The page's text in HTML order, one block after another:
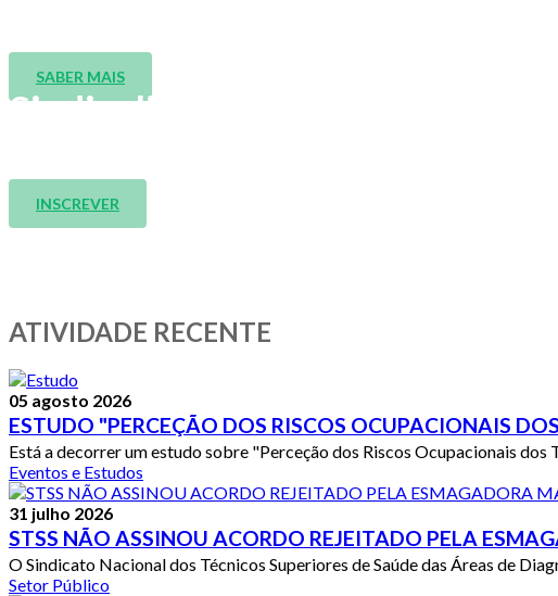
SABER MAIS
Sindicalize-se!
INSCREVER
ATIVIDADE RECENTE
05 agosto 2026
ESTUDO "PERCEÇÃO DOS RISCOS OCUPACIONAIS
Está a decorrer um estudo sobre "Perceção dos Riscos Ocupacionais dos
Eventos e Estudos
31 julho 2026
STSS NÃO ASSINOU ACORDO REJEITADO PELA
O Sindicato Nacional dos Técnicos Superiores de Saúde das Áreas de
Setor Público